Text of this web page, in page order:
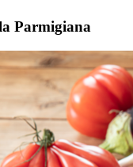
Parmigiana